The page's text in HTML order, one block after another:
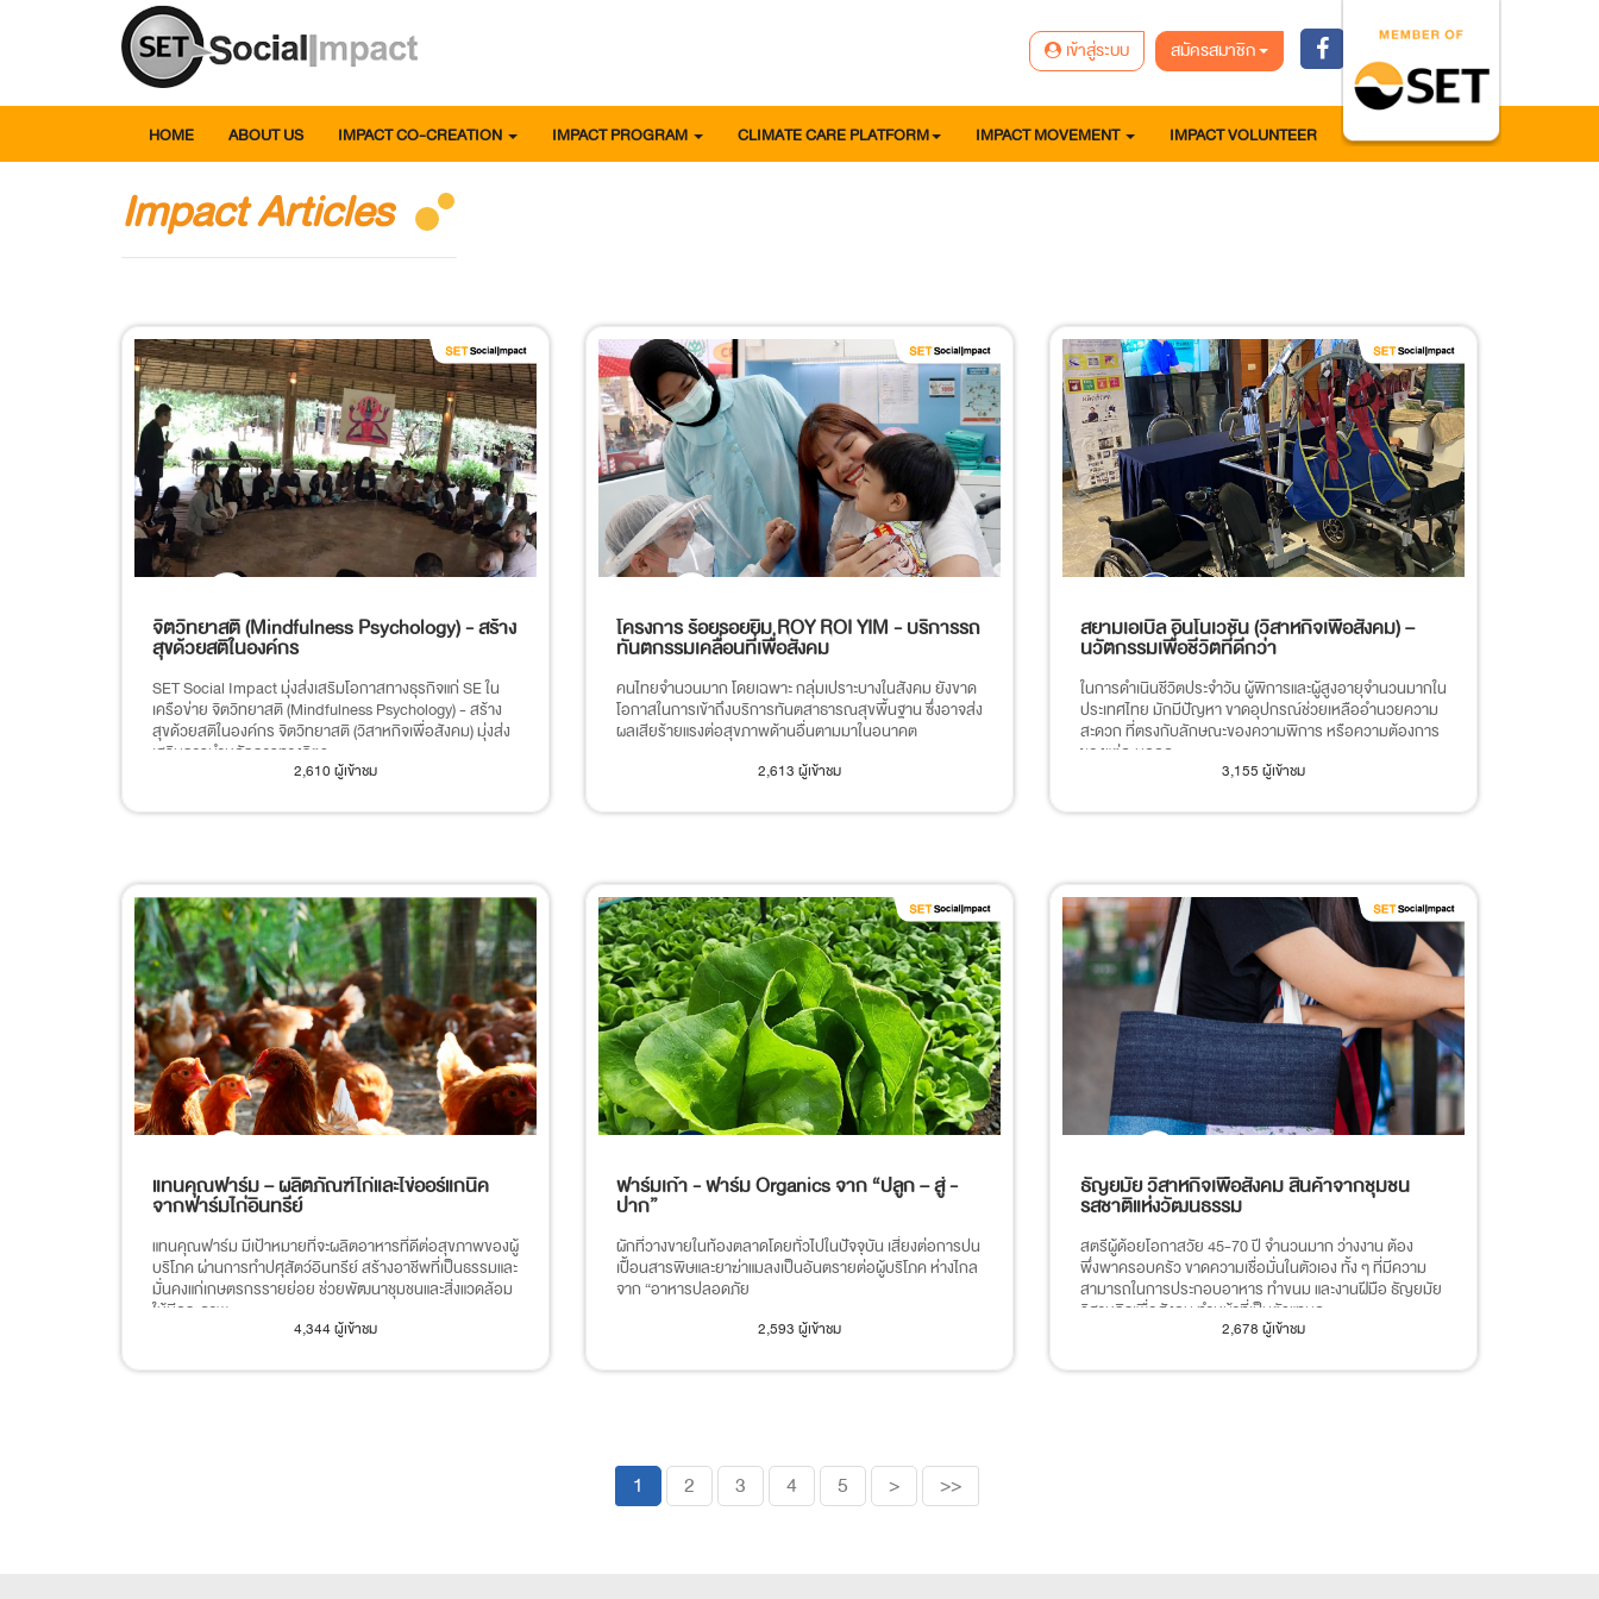
เข้าสู่ระบบ สมัครสมาชิก
HOME ABOUT US IMPACT CO-CREATION IMPACT PROGRAM CLIMATE CARE PLATFORM IMPACT MOVEMENT IMPACT VOLUNTEER
Impact Articles
จิตวิทยาสติ (Mindfulness Psychology) - สร้าง
สุขด้วยสติในองค์กร
SET Social Impact มุ่งส่งเสริมโอกาสทางธุรกิจแก่ SE ใน
เครือข่าย จิตวิทยาสติ (Mindfulness Psychology) - สร้าง
สุขด้วยสติในองค์กร จิตวิทยาสติ (วิสาหกิจเพื่อสังคม) มุ่งส่ง
เสริมการนำหลักการทางจิตว...
2,610 ผู้เข้าชม
โครงการ ร้อยรอยยิ้ม ROY ROI YIM - บริการรถ
ทันตกรรมเคลื่อนที่เพื่อสังคม
คนไทยจำนวนมาก โดยเฉพาะ กลุ่มเปราะบางในสังคม ยังขาด
โอกาสในการเข้าถึงบริการทันตสาธารณสุขพื้นฐาน ซึ่งอาจส่ง
ผลเสียร้ายแรงต่อสุขภาพด้านอื่นตามมาในอนาคต
2,613 ผู้เข้าชม
สยามเอเบิ้ล อินโนเวชั่น (วิสาหกิจเพื่อสังคม) –
นวัตกรรมเพื่อชีวิตที่ดีกว่า
ในการดำเนินชีวิตประจำวัน ผู้พิการและผู้สูงอายุจำนวนมากใน
ประเทศไทย มักมีปัญหา ขาดอุปกรณ์ช่วยเหลืออำนวยความ
สะดวก ที่ตรงกับลักษณะของความพิการ หรือความต้องการ
ของแต่ละบุคคล
3,155 ผู้เข้าชม
แทนคุณฟาร์ม – ผลิตภัณฑ์ไก่และไข่ออร์แกนิค
จากฟาร์มไก่อินทรีย์
แทนคุณฟาร์ม มีเป้าหมายที่จะผลิตอาหารที่ดีต่อสุขภาพของผู้
บริโภค ผ่านการทำปศุสัตว์อินทรีย์ สร้างอาชีพที่เป็นธรรมและ
มั่นคงแก่เกษตรกรรายย่อย ช่วยพัฒนาชุมชนและสิ่งแวดล้อม
ให้มีคุณภาพ
4,344 ผู้เข้าชม
ฟาร์มเก๋า - ฟาร์ม Organics จาก “ปลูก – สู่ -
ปาก”
ผักที่วางขายในท้องตลาดโดยทั่วไปในปัจจุบัน เสี่ยงต่อการปน
เปื้อนสารพิษและยาฆ่าแมลงเป็นอันตรายต่อผู้บริโภค ห่างไกล
จาก “อาหารปลอดภัย
2,593 ผู้เข้าชม
ธัญยมัย วิสาหกิจเพื่อสังคม สินค้าจากชุมชน
รสชาติแห่งวัฒนธรรม
สตรีผู้ด้อยโอกาสวัย 45-70 ปี จำนวนมาก ว่างงาน ต้อง
พึ่งพาครอบครัว ขาดความเชื่อมั่นในตัวเอง ทั้ง ๆ ที่มีความ
สามารถในการประกอบอาหาร ทำขนม และงานฝีมือ ธัญยมัย
วิสาหกิจเพื่อสังคม ทำหน้าที่เป็นตัวแทนด...
2,678 ผู้เข้าชม
1 2 3 4 5 > >>